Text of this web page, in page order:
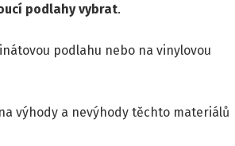
podlahy vybrat.
podlahu nebo na vinylovou
výhody a nevýhody těchto materiálů